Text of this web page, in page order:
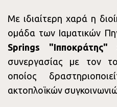
Πακέτα
Με ιδιαίτερη χαρά η
ομάδα των Ιαματικών
Springs "Ιπποκράτης"
συνεργασίας με τον
οποίος
ακτοπλοϊκών